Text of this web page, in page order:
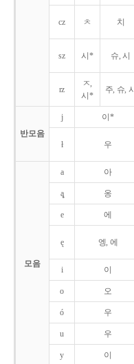
cz ㅊ 치
sz 시* 슈, 시
rz
ㅈ,
시*
주, 슈, 시
반모음
j 이*
ł 우
모음
a 아
ą̨ 옹
e 에
ę 엥, 에
i 이
o 오
ó 우
u 우
y 이